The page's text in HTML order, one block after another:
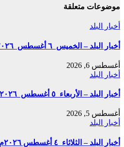
موضوعات متعلقة
أخبار البلد
أخبار البلد – الخميس ٦ أغسطس ٢٠٢٦م
أغسطس 6, 2026
أخبار البلد
أخبار البلد – الأربعاء ٥ أغسطس ٢٠٢٦م
أغسطس 5, 2026
أخبار البلد
أخبار البلد – الثلاثاء ٤ أغسطس ٢٠٢٦م